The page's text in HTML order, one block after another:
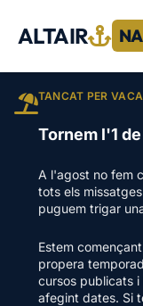
ALTAIR
TANCAT PER
Tornem l'1
A l'agost no fem
tots els
puguem trigar
Estem
propera
cursos publicats i
afegint dates. Si